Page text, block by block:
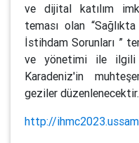
ve dijital katılım
teması olan
İstihdam Sorunları ”
ve yönetimi ile ilgili
Karadeniz'in
geziler düzenlenecektir.
http://